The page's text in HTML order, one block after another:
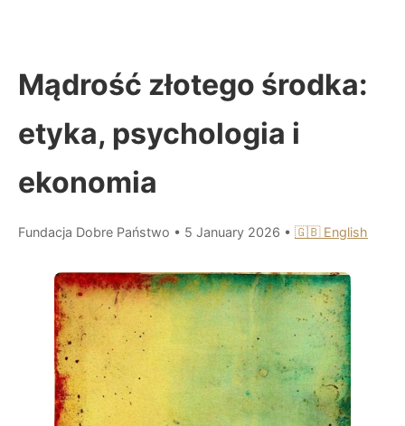
Mądrość złotego środka:
etyka, psychologia i
ekonomia
Fundacja Dobre Państwo • 5 January 2026 • 🇬🇧 English